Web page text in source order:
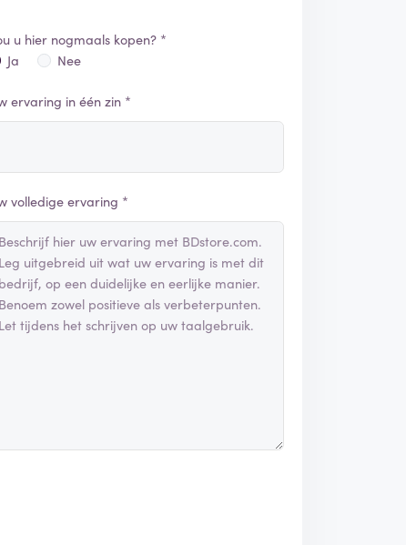
u hier nogmaals kopen? *
Ja
Nee
ervaring in één zin *
volledige ervaring *